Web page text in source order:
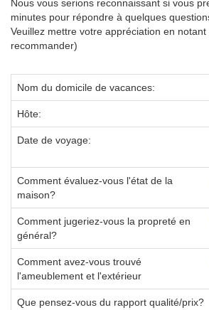
Nous vous serions reconnaissant si vous
minutes pour répondre à quelques
Veuillez mettre votre appréciation en
recommander)
Nom du domicile de vacances:
Hôte:
Date de voyage:
Comment évaluez-vous l'état de la
maison?
Comment jugeriez-vous la propreté en
général?
Comment avez-vous trouvé
l'ameublement et l'extérieur
Que pensez-vous du rapport qualité/prix?